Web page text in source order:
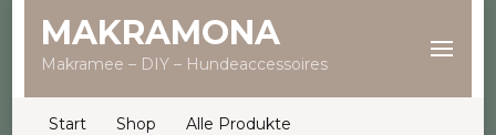
MAKRAMONA
Makramee – DIY – Hundeaccessoires
Start Shop
Alle Produkte